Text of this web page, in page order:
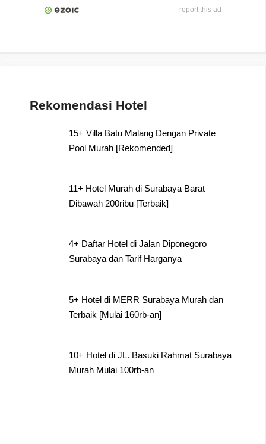
report this ad
Rekomendasi Hotel
15+ Villa Batu Malang Dengan Private
Pool Murah [Rekomended]
11+ Hotel Murah di Surabaya Barat
Dibawah 200ribu [Terbaik]
4+ Daftar Hotel di Jalan Diponegoro
Surabaya dan Tarif Harganya
5+ Hotel di MERR Surabaya Murah dan
Terbaik [Mulai 160rb-an]
10+ Hotel di JL. Basuki Rahmat Surabaya
Murah Mulai 100rb-an